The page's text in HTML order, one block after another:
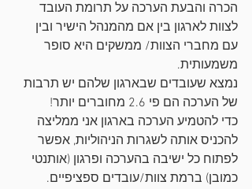
הכרה והבעת הערכה על תרומת העובד
לצוות לארגון בין אם מהמנהל הישיר ובין
עם מחברי הצוות/ ממשקים היא סופר
משמעותית.
נמצא שעובדים שבארגון שלהם יש תרבות
של הערכה הם פי 2.6 מחוברים יותר!
כדי להטמיע הערכה בארגון אני ממליצה
להכניס אותה לשגרות הניהוליות, אפשר
לפתוח כל ישיבה בהערכה ופרגון (אותנטי
כמובן) ברמת צוות/עובדים ספציפיים.